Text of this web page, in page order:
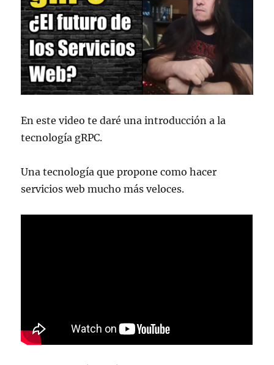
En este video te daré una introducción a la
tecnología gRPC.
Una tecnología que propone como hacer
servicios web mucho más veloces.